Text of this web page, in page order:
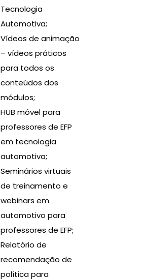
Tecnologia
Automotiva;
Vídeos de animação
– vídeos práticos
para todos os
conteúdos dos
módulos;
HUB móvel para
professores de EFP
em tecnologia
automotiva;
Seminários virtuais
de treinamento e
webinars em
automotivo para
professores de EFP;
Relatório de
recomendação de
política para